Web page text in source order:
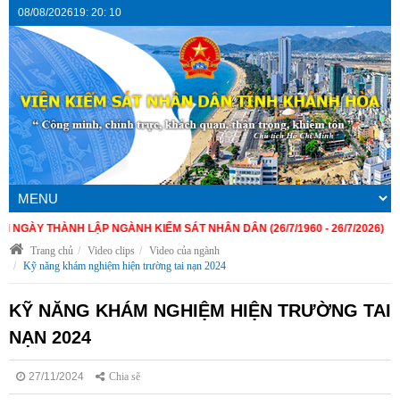
08/08/202619: 20: 10
THÀNH LẬP NGÀNH KIỂM SÁT NHÂN DÂN (26/7/1960 - 26/7/2026)
Trang chủ
Video clips
Video của ngành
Kỹ năng khám nghiệm hiện trường tai nạn 2024
KỸ NĂNG KHÁM NGHIỆM HIỆN TRƯỜNG TAI
NẠN 2024
27/11/2024 Chia sẽ